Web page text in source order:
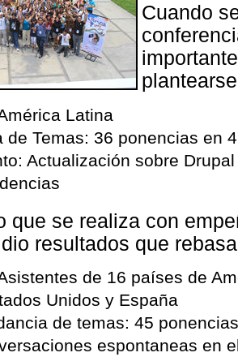
Cuando
Latina
de Temas: 36 ponencias en
Actualización sobre
que se realiza con
resultados que
de 16 países de
Unidos y España
de temas: 45
espontaneas en